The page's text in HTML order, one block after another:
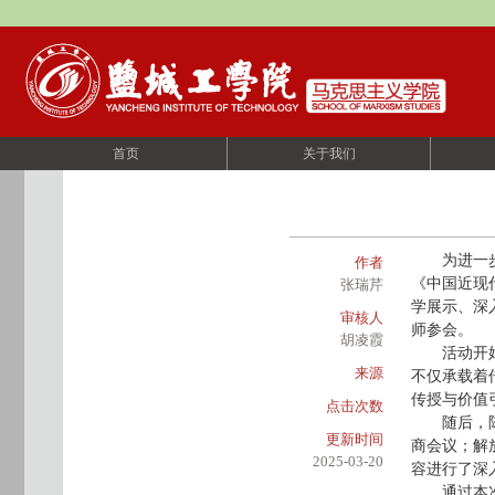
首页 关于我们
作者
张瑞芹
审核人
胡凌霞
来源
点击次数
更新时间
2025-03-20
为进一
《中国近
学展示、深
师参会。
活动开
不仅承载着
传授与价值
随后，
商会议；解
容进行了深